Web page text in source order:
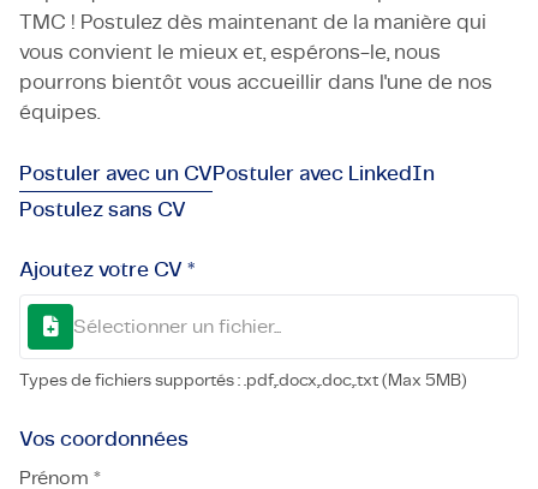
TMC ! Postulez dès maintenant de la manière qui
vous convient le mieux et, espérons-le, nous
pourrons bientôt vous accueillir dans l'une de nos
équipes.
Postuler avec un CVPostuler avec LinkedIn
Postulez sans CV
Ajoutez votre CV *
Sélectionner un fichier...
Types de fichiers supportés : .pdf,.docx,.doc,.txt (Max 5MB)
Vos coordonnées
Prénom *